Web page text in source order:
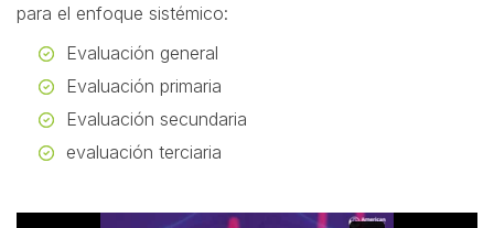
para el enfoque sistémico:
Evaluación general
Evaluación primaria
Evaluación secundaria
evaluación terciaria